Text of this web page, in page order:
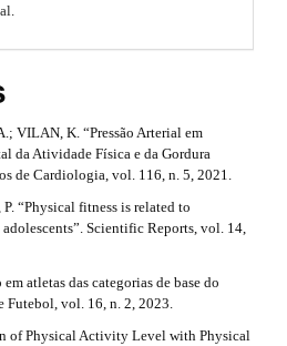
VILAN, K. “Pressão Arterial em
da Atividade Física e da Gordura
de Cardiologia, vol. 116, n. 5, 2021.
“Physical fitness is related to
Scientific Reports, vol. 14,
atletas das categorias de base do
vol. 16, n. 2, 2023.
of Physical Activity Level with Physical